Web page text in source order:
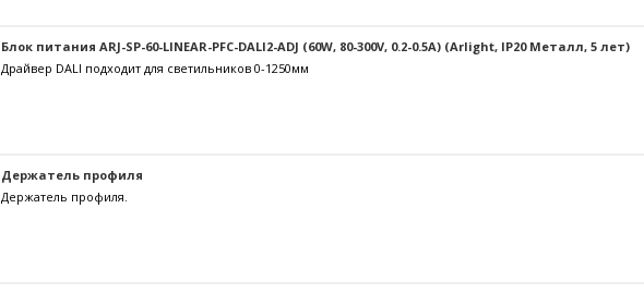
Блок питания ARJ-SP-60-LINEAR-PFC-DALI2-ADJ (60W, 80-300V, 0.2-0.5A) (Arlight, IP20 Металл, 5 лет)
Драйвер DALI подходит для светильников 0-1250мм
Держатель профиля
Держатель профиля.